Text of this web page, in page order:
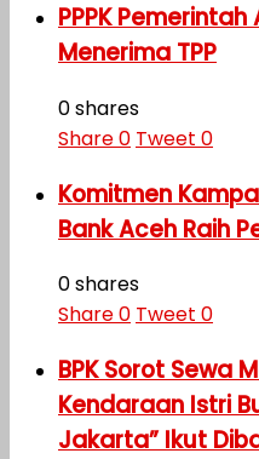
PPPK
Menerima TPP
0 shares
Share0 Tweet 0
Komitmen
Bank Aceh Raih
0 shares
Share0 Tweet 0
BPK Sorot Sewa
Kendaraan Istri
Jakarta” Ikut